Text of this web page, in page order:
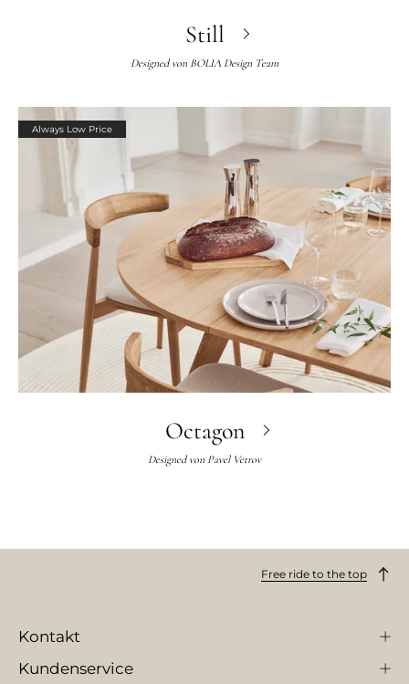
Still
Designed von BOLIA Design Team
Always Low Price
Octagon
Designed von Pavel Vetrov
Free ride to the top
Kontakt
Kundenservice